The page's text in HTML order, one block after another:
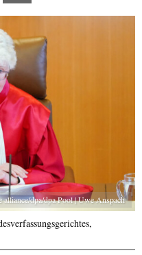
alliance/dpa/dpa Pool | Uwe Anspach